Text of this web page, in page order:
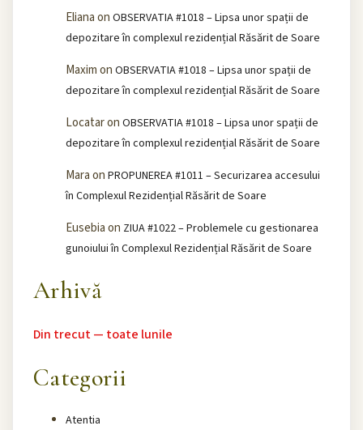
Elianaon OBSERVATIA #1018 – Lipsa unor spații de
depozitare în complexul rezidențial Răsărit de Soare
Maximon OBSERVATIA #1018 – Lipsa unor spații de
depozitare în complexul rezidențial Răsărit de Soare
Locataron OBSERVATIA #1018 – Lipsa unor spații de
depozitare în complexul rezidențial Răsărit de Soare
Maraon PROPUNEREA #1011 – Securizarea accesului
în Complexul Rezidențial Răsărit de Soare
Eusebiaon ZIUA #1022 – Problemele cu gestionarea
gunoiului în Complexul Rezidențial Răsărit de Soare
Arhivă
Din trecut — toate lunile
Categorii
Atentia